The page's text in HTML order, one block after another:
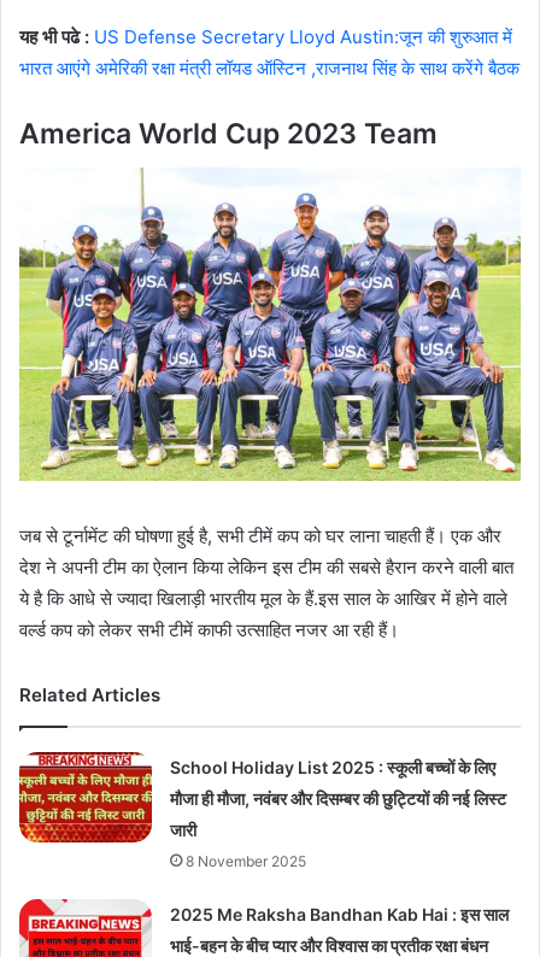
यह भी पढे : US Defense Secretary Lloyd Austin:जून की शुरुआत में
भारत आएंगे अमेरिकी रक्षा मंत्री लॉयड ऑस्टिन ,राजनाथ सिंह के साथ करेंगे बैठक
America World Cup 2023 Team
जब से टूर्नामेंट की घोषणा हुई है, सभी टीमें कप को घर लाना चाहती हैं। एक और
देश ने अपनी टीम का ऐलान किया लेकिन इस टीम की सबसे हैरान करने वाली बात
ये है कि आधे से ज्यादा खिलाड़ी भारतीय मूल के हैं.इस साल के आखिर में होने वाले
वर्ल्ड कप को लेकर सभी टीमें काफी उत्साहित नजर आ रही हैं।
Related Articles
School Holiday List 2025 : स्कूली बच्चों के लिए
मौजा ही मौजा, नवंबर और दिसम्बर की छुट्टियों की नई लिस्ट
जारी
8 November 2025
2025 Me Raksha Bandhan Kab Hai : इस साल
भाई-बहन के बीच प्यार और विश्वास का प्रतीक रक्षा बंधन